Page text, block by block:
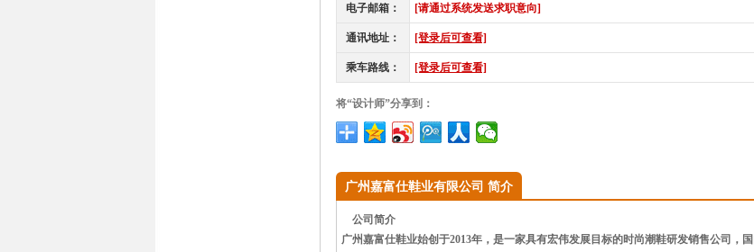
电子邮箱： [请通过系统发送求职意向]
通讯地址： [登录后可查看]
乘车路线： [登录后可查看]
将“设计师”分享到：
广州嘉富仕鞋业有限公司 简介
公司简介
广州嘉富仕鞋业始创于2013年，是一家具有宏伟发展目标的时尚潮鞋研发销售公司，